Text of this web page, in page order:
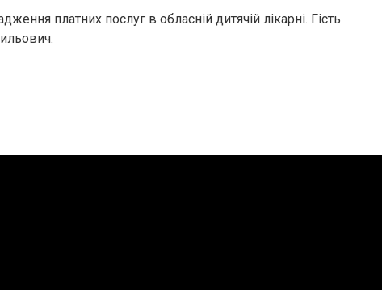
платних послуг в обласній дитячій лікарні. Гість